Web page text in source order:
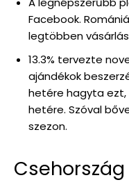
Facebook.
legtöbben
13.3% tervezte
ajándékok
hetére hagyta ezt,
hetére. Szóval
szezon.
Csehország